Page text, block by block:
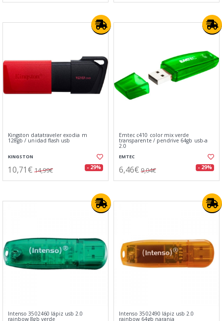
Kingston datatraveler exodia m
128gb / unidad flash usb
KINGSTON
10,71€ 14,99€ - 29%
Emtec c410 color mix verde
transparente / pendrive 64gb usb-a
2.0
EMTEC
6,46€ 9,04€ - 29%
Intenso 3502460 lápiz usb 2.0
rainbow 8gb verde
Intenso 3502490 lápiz usb 2.0
rainbow 64gb naranja